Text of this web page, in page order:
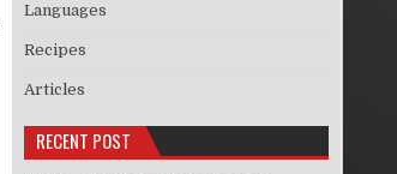
Languages
Recipes
Articles
RECENT POST